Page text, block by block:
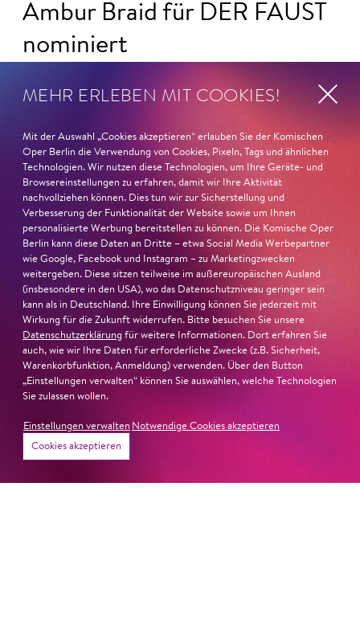
Ambur Braid für DER FAUST
nominiert
FAUST nominiert in der Kategorie »Darsteller:in
Katerina Lwowna Ismailowa in Barrie Koskys Lady
Macbeth von Mzensk sei jederzeit authentisch, ziehe das
Publikum in ihren Bann, fordere zum Miterleben und
Mitleiden heraus – niemand im Saal bliebe teilnahmslos
zurück, lobt die Jury Ambur Braids stimmliche Wucht
und ihre starke Bühnenpräsenz:
»In dem überwältigenden Farbenreichtum ihres Spiels
sind Auflehnung und Verletzlichkeit ebenso nachfühlbar
wie die verzweifelte Einsamkeit ihrer Figur.«
Begründung
MEHR ERLEBEN MIT COOKIES!
Mit der Auswahl „Cookies akzeptieren“ erlauben Sie der Komischen
Oper Berlin die Verwendung von Cookies, Pixeln, Tags und ähnlichen
Technologien. Wir nutzen diese Technologien, um Ihre Geräte- und
Browsereinstellungen zu erfahren, damit wir Ihre Aktivität
nachvollziehen können. Dies tun wir zur Sicherstellung und
Verbesserung der Funktionalität der Website sowie um Ihnen
personalisierte Werbung bereitstellen zu können. Die Komische Oper
Berlin kann diese Daten an Dritte – etwa Social Media Werbepartner
wie Google, Facebook und Instagram – zu Marketingzwecken
weitergeben. Diese sitzen teilweise im außereuropäischen Ausland
(insbesondere in den USA), wo das Datenschutzniveau geringer sein
kann als in Deutschland. Ihre Einwilligung können Sie jederzeit mit
Wirkung für die Zukunft widerrufen. Bitte besuchen Sie unsere
Datenschutzerklärung für weitere Informationen. Dort erfahren Sie
auch, wie wir Ihre Daten für erforderliche Zwecke (z.B. Sicherheit,
Warenkorbfunktion, Anmeldung) verwenden. Über den Button
„Einstellungen verwalten“ können Sie auswählen, welche Technologien
Sie zulassen wollen.
Einstellungen verwalten Notwendige Cookies akzeptieren
Cookies akzeptieren